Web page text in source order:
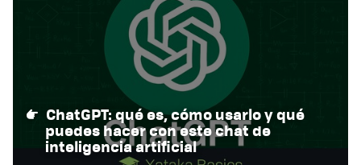
ChatGPT: qué es, cómo usarlo y qué
puedes hacer con este chat de
inteligencia artificial